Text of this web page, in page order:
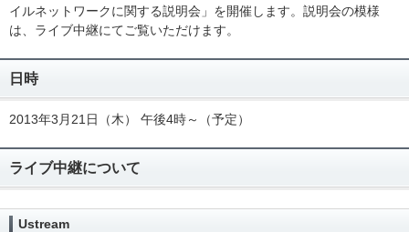
イルネットワークに関する説明会」を開催します。説明会の模様
は、ライブ中継にてご覧いただけます。
日時
2013年3月21日（木） 午後4時～（予定）
ライブ中継について
Ustream